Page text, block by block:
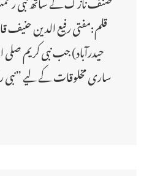
قلم:مفتی رفیع الدین حنیف
حیدرآباد) جب نبی کریم صلی
ساری مخلوقات کے لیے ”نبی